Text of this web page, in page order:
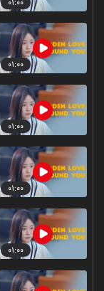
۰۱:۰۰
۰۱:۰۰
۰۱:۰۰
۰۱:۰۰